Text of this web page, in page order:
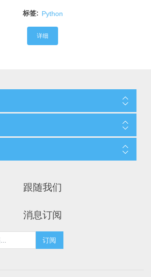
标签: Python
详细
跟随我们
消息订阅